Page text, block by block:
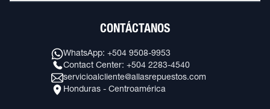
CONTÁCTANOS
WhatsApp: +504 9508-9953
Contact Center: +504 2283-4540
servicioalcliente@allasrepuestos.com
Honduras - Centroamérica